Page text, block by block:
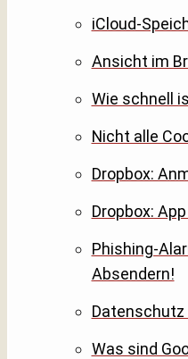
iCloud-
Ansicht im
Wie schnell
Nicht alle
Dropbox:
Dropbox:
Phishing-
Absendern!
Datenschutz
Was sind